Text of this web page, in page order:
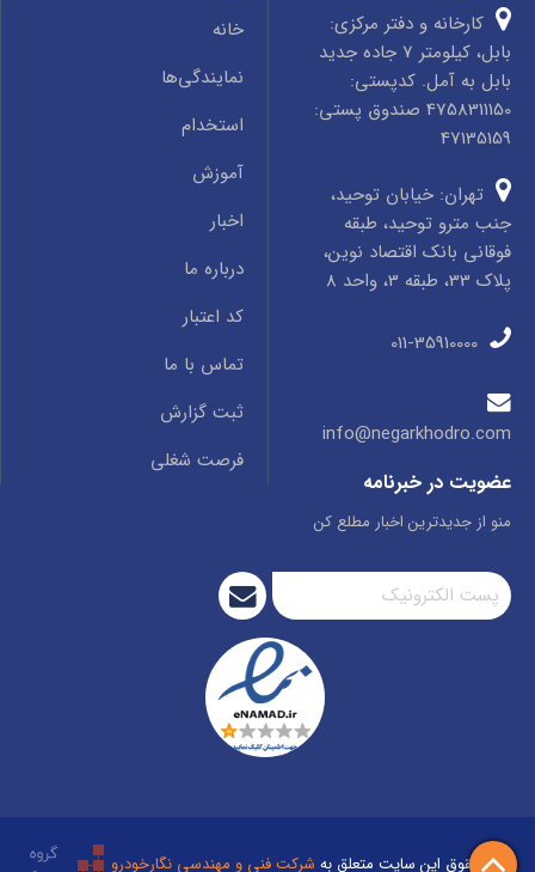
کارخانه و دفتر مرکزی:
بابل، کیلومتر 7 جاده جدید
بابل به آمل. کدپستی:
4758311150 صندوق پستی:
47135159
تهران: خیابان توحید،
جنب مترو توحید، طبقه
فوقانی بانک اقتصاد نوین،
پلاک 33، طبقه 3، واحد 8
info@negarkhodro.com
خانه
نمایندگی‌ها
استخدام
آموزش
اخبار
درباره ما
کد اعتبار
تماس با ما
ثبت گزارش
فرصت شغلی
عضویت در خبرنامه
منو از جدیدترین اخبار مطلع کن
تمام حقوق این سایت متعلق به شرکت فنی و مهندسی نگارخودرو